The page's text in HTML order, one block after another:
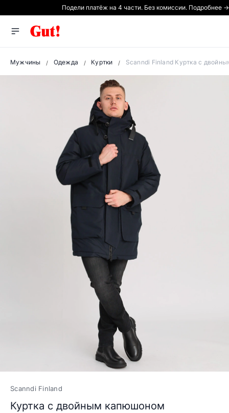
Подели платёж на 4 части. Без комиссии. Подробнее →
Мужчины Одежда Куртки Scanndi Finland Куртка с
Scanndi Finland
Куртка с двойным капюшоном